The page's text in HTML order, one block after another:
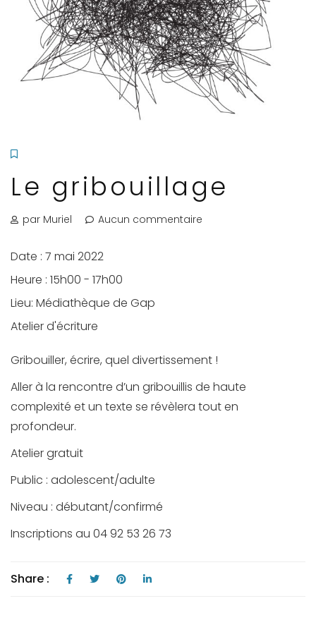
Le gribouillage
par Muriel Aucun commentaire
Date : 7 mai 2022
Heure : 15h00 - 17h00
Lieu: Médiathèque de Gap
Atelier d'écriture
Gribouiller, écrire, quel divertissement !
Aller à la rencontre d’un gribouillis de haute
complexité et un texte se révèlera tout en
profondeur.
Atelier gratuit
Public : adolescent/adulte
Niveau : débutant/confirmé
Inscriptions au 04 92 53 26 73
Share :